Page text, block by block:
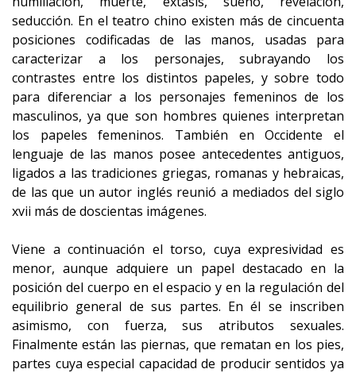
seducción. En el teatro chino existen más de cincuenta
posiciones codificadas de las manos, usadas para
caracterizar a los personajes, subrayando los
contrastes entre los distintos papeles, y sobre todo
para diferenciar a los personajes femeninos de los
masculinos, ya que son hombres quienes interpretan
los papeles femeninos. También en Occidente el
lenguaje de las manos posee antecedentes antiguos,
ligados a las tradiciones griegas, romanas y hebraicas,
de las que un autor inglés reunió a mediados del siglo
xvii más de doscientas imágenes.
Viene a continuación el torso, cuya expresividad es
menor, aunque adquiere un papel destacado en la
posición del cuerpo en el espacio y en la regulación del
equilibrio general de sus partes. En él se inscriben
asimismo, con fuerza, sus atributos sexuales.
Finalmente están las piernas, que rematan en los pies,
partes cuya especial capacidad de producir sentidos ya